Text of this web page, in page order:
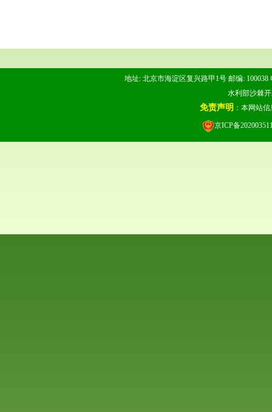
地址: 北京市海淀区复兴路甲1号 邮编: 100038
水利部沙棘
免责声明 ：本网站
京ICP备